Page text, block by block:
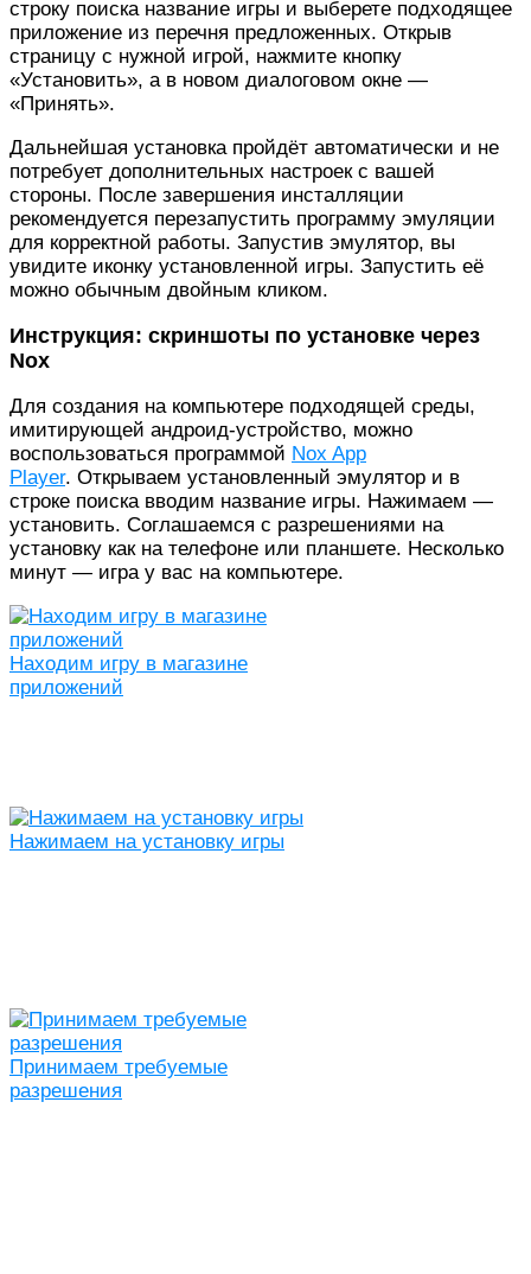
строку поиска название игры и выберете подходящее
приложение из перечня предложенных. Открыв
страницу с нужной игрой, нажмите кнопку
«Установить», а в новом диалоговом окне —
«Принять».
Дальнейшая установка пройдёт автоматически и не
потребует дополнительных настроек с вашей
стороны. После завершения инсталляции
рекомендуется перезапустить программу эмуляции
для корректной работы. Запустив эмулятор, вы
увидите иконку установленной игры. Запустить её
можно обычным двойным кликом.
Инструкция: скриншоты по установке через
Nox
Для создания на компьютере подходящей среды,
имитирующей андроид-устройство, можно
воспользоваться программой Nox App
Player. Открываем установленный эмулятор и в
строке поиска вводим название игры. Нажимаем —
установить. Соглашаемся с разрешениями на
установку как на телефоне или планшете. Несколько
минут — игра у вас на компьютере.
Находим игру в магазине
приложений
Нажимаем на установку игры
Принимаем требуемые
разрешения